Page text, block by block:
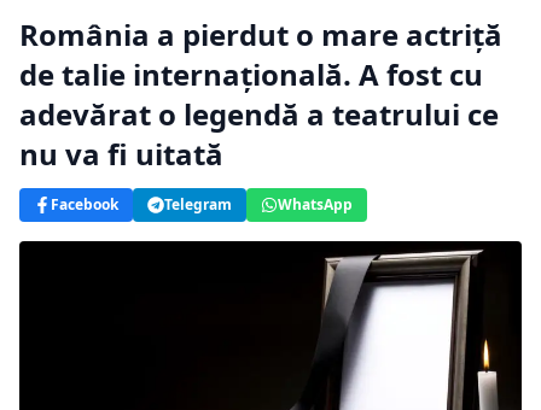
România a pierdut o mare actriță
de talie internațională. A fost cu
adevărat o legendă a teatrului ce
nu va fi uitată
Facebook Telegram WhatsApp